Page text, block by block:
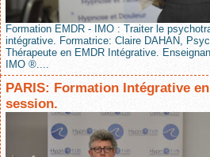
Formation EMDR - IMO : Traiter le
intégrative. Formatrice: Claire DAHAN,
Thérapeute en EMDR Intégrative.
IMO ®....
PARIS: Formation Intégrative
session.